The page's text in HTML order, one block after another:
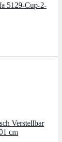
5129-Cup-2-
Verstellbar
cm